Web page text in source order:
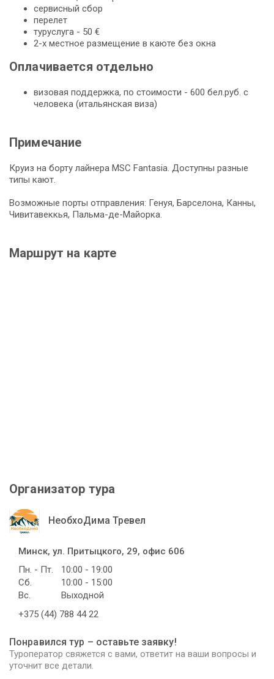
сервисный сбор
перелет
туруслуга - 50 €
2-х местное размещение в каюте без окна
Оплачивается отдельно
визовая поддержка, по стоимости - 600 бел.руб. с
человека (итальянская виза)
Примечание
Круиз на борту лайнера MSC Fantasia. Доступны разные
типы кают.
Возможные порты отправления: Генуя, Барселона, Канны,
Чивитавеккья, Пальма-де-Майорка.
Маршрут на карте
Организатор тура
НеобхоДима Тревел
Минск, ул. Притыцкого, 29, офис 606
Пн. - Пт.
10:00 - 19:00
Сб.
10:00 - 15:00
Вс.
Выходной
+375 (44) 788 44 22
Понравился тур – оставьте заявку!
Туроператор свяжется с вами, ответит на ваши вопросы и
уточнит все детали.